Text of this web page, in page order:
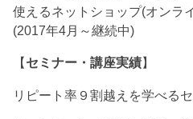
使えるネットショップ(オンラ
(2017年4月～継続中)
【セミナー・講座実績】
リピート率９割越えを学べる